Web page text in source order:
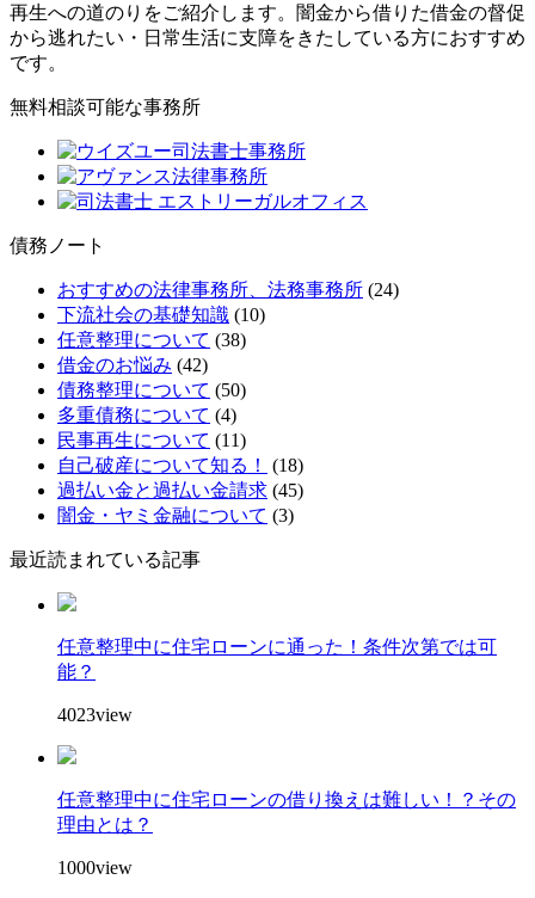
再生への道のりをご紹介します。闇金から借りた借金の督促
から逃れたい・日常生活に支障をきたしている方におすすめ
です。
無料相談可能な事務所
債務ノート
おすすめの法律事務所、法務事務所 (24)
下流社会の基礎知識 (10)
任意整理について (38)
借金のお悩み (42)
債務整理について (50)
多重債務について (4)
民事再生について (11)
自己破産について知る！
(18)
過払い金と過払い金請求 (45)
闇金・ヤミ金融について (3)
最近読まれている記事
任意整理中に住宅ローンに通った！条件次第では可
能？
4023view
任意整理中に住宅ローンの借り換えは難しい！？その
理由とは？
1000view